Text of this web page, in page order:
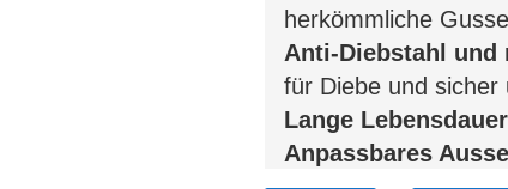
herkömmliche
Anti-Diebstahl und
für Diebe und sicher
Lange Lebensdauer
Anpassbares